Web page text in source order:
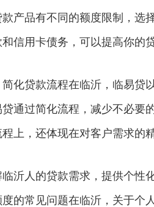
产品有不同的额度限制，选
信用卡债务，可以提高你的
简化贷款流程在临沂，临易贷
通过简化流程，减少不必要
上，还体现在对客户需求的
沂人的贷款需求，提供个性
度的常见问题在临沂，关于个